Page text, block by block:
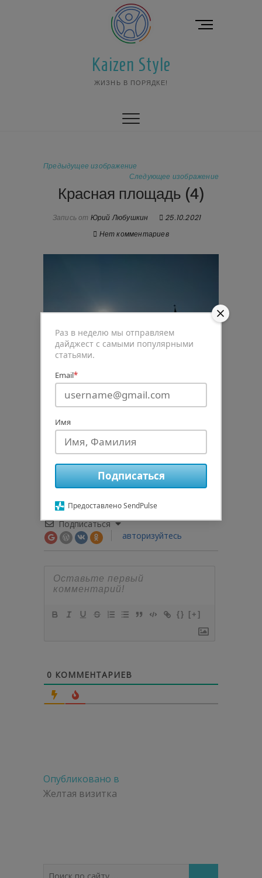
Kaizen Style
ЖИЗНЬ В ПОРЯДКЕ!
К
Предыдущее изображение
Следующее изображение
Красная площадь (4)
Запись от Юрий Любушкин
25.10.2021
Нет комментариев
0
Подписаться
авторизуйтесь
{} [+]
0 КОММЕНТАРИЕВ
Навигация
по
Опубликовано в
Желтая визитка
Раз в неделю мы отправляем
дайджест с самыми популярными
статьями.
Email*
Имя
Подписаться
Предоставлено SendPulse